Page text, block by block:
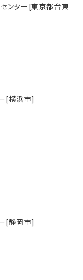
ンター[東京都台東
[横浜市]
[静岡市]